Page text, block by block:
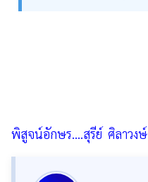
พิสูจน์อักษร....สุรีย์ ศิลาวงษ์